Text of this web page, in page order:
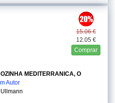
15.06 €
12.05 €
Comprar
MEDITERRANICA, O
Autor
Ullmann